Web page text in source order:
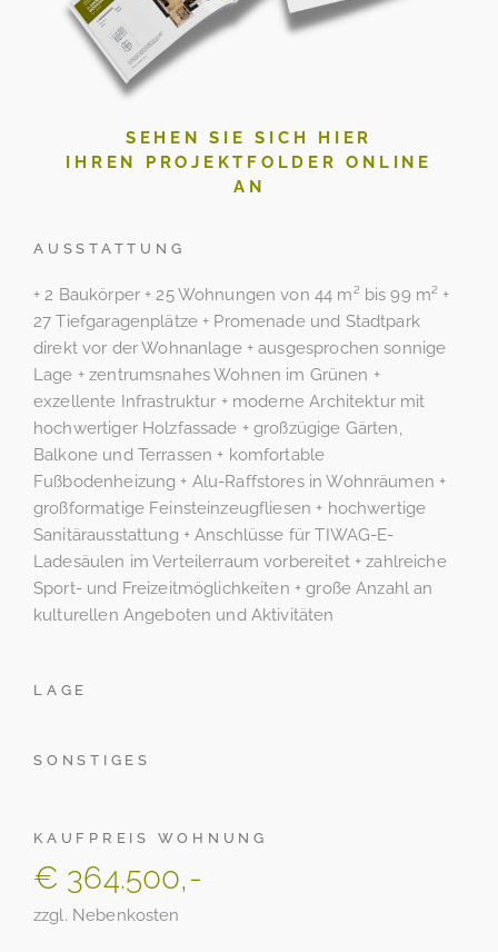
SEHEN SIE SICH HIER
IHREN PROJEKTFOLDER ONLINE
AN
AUSSTATTUNG
+ 2 Baukörper + 25 Wohnungen von 44 m² bis 99 m² +
27 Tiefgaragenplätze + Promenade und Stadtpark
direkt vor der Wohnanlage + ausgesprochen sonnige
Lage + zentrumsnahes Wohnen im Grünen +
exzellente Infrastruktur + moderne Architektur mit
hochwertiger Holzfassade + großzügige Gärten,
Balkone und Terrassen + komfortable
Fußbodenheizung + Alu-Raffstores in Wohnräumen +
großformatige Feinsteinzeugfliesen + hochwertige
Sanitärausstattung + Anschlüsse für TIWAG-E-
Ladesäulen im Verteilerraum vorbereitet + zahlreiche
Sport- und Freizeitmöglichkeiten + große Anzahl an
kulturellen Angeboten und Aktivitäten
LAGE
SONSTIGES
KAUFPREIS WOHNUNG
€ 364.500,-
zzgl. Nebenkosten